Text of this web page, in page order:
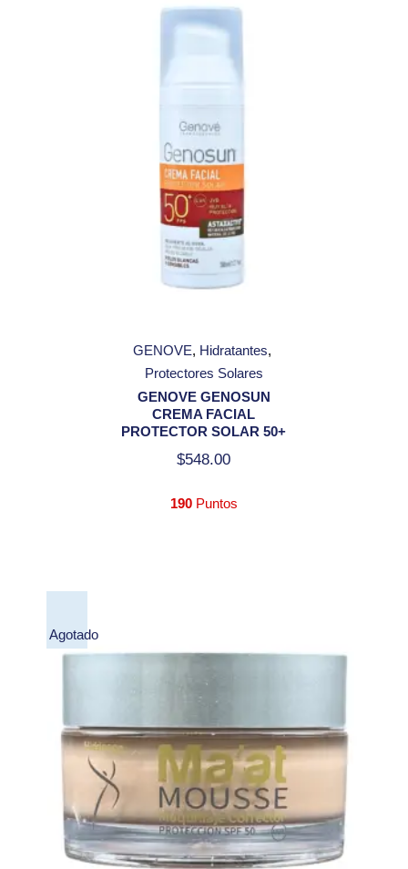
GENOVE Hidratantes
Protectores Solares
GENOVE GENOSUN
CREMA FACIAL
PROTECTOR SOLAR 50+
$548.00
190Puntos
Agotado